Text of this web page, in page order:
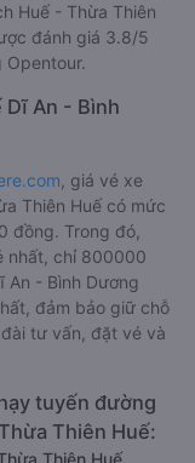
Huế - Thừa Thiên
đánh giá 3.8/5
Opentour.
Dĩ An - Bình
, giá vé xe
Thiên Huế có mức
đồng. Trong đó,
nhất, chỉ 800000
An - Bình Dương
đảm bảo giữ chỗ
tư vấn, đặt vé và
tuyến đường
Thiên Huế:
Thiên Huế